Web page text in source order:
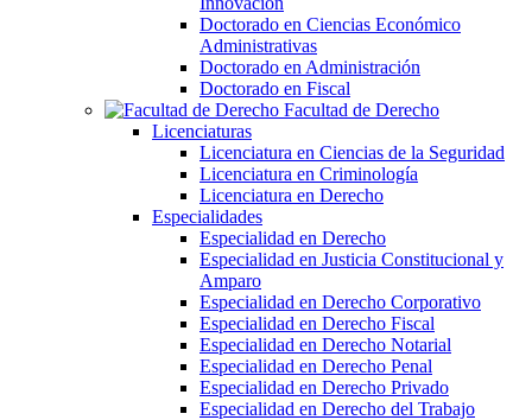
Doctorado en Ciencias Económico
Administrativas
Doctorado en Administración
Doctorado en Fiscal
Facultad de Derecho
Licenciaturas
Licenciatura en Ciencias de la Seguridad
Licenciatura en Criminología
Licenciatura en Derecho
Especialidades
Especialidad en Derecho
Especialidad en Justicia Constitucional y
Amparo
Especialidad en Derecho Corporativo
Especialidad en Derecho Fiscal
Especialidad en Derecho Notarial
Especialidad en Derecho Penal
Especialidad en Derecho Privado
Especialidad en Derecho del Trabajo